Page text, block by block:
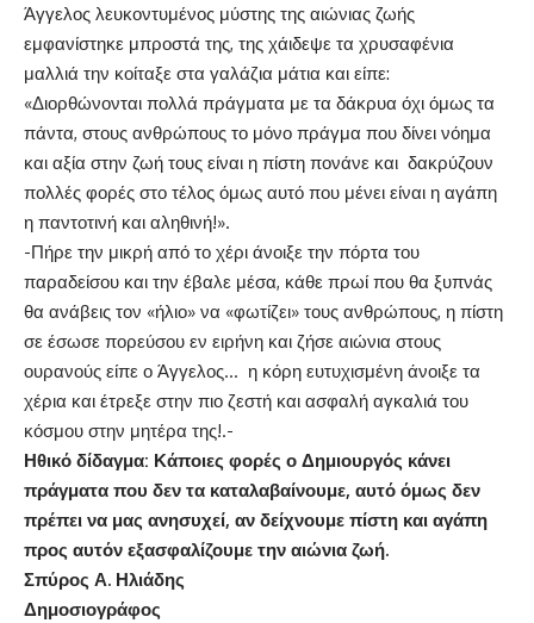
Άγγελος λευκοντυμένος μύστης της αιώνιας ζωής
εμφανίστηκε μπροστά της, της χάιδεψε τα χρυσαφένια
μαλλιά την κοίταξε στα γαλάζια μάτια και είπε:
«Διορθώνονται πολλά πράγματα με τα δάκρυα όχι όμως τα
πάντα, στους ανθρώπους το μόνο πράγμα που δίνει νόημα
και αξία στην ζωή τους είναι η πίστη πονάνε και δακρύζουν
πολλές φορές στο τέλος όμως αυτό που μένει είναι η αγάπη
η παντοτινή και αληθινή!».
-Πήρε την μικρή από το χέρι άνοιξε την πόρτα του
παραδείσου και την έβαλε μέσα, κάθε πρωί που θα ξυπνάς
θα ανάβεις τον «ήλιο» να «φωτίζει» τους ανθρώπους, η πίστη
σε έσωσε πορεύσου εν ειρήνη και ζήσε αιώνια στους
ουρανούς είπε ο Άγγελος… η κόρη ευτυχισμένη άνοιξε τα
χέρια και έτρεξε στην πιο ζεστή και ασφαλή αγκαλιά του
κόσμου στην μητέρα της!.-
Ηθικό δίδαγμα: Κάποιες φορές ο Δημιουργός κάνει
πράγματα που δεν τα καταλαβαίνουμε, αυτό όμως δεν
πρέπει να μας ανησυχεί, αν δείχνουμε πίστη και αγάπη
προς αυτόν εξασφαλίζουμε την αιώνια ζωή.
Σπύρος Α. Ηλιάδης
Δημοσιογράφος